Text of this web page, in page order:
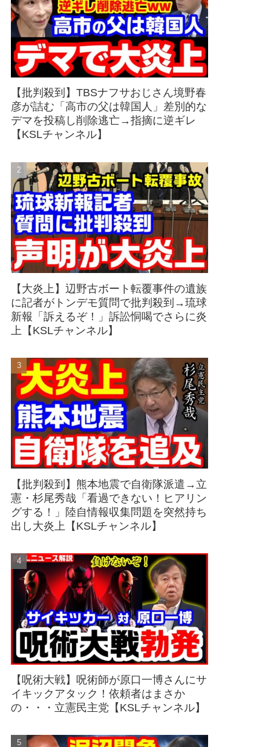
【批判殺到】TBSナフサおじさん境野春
彦が詰む「高市の父は韓国人」差別的な
デマを投稿し削除逃亡→指摘に逆ギレ
【KSLチャンネル】
【大炎上】辺野古ボート転覆事件の遺族
に記者がトンデモ質問で批判殺到→琉球
新報「訴えるぞ！」訴訟恫喝でさらに炎
上【KSLチャンネル】
【批判殺到】熊本地震で自衛隊派遣→立
憲・杉尾秀哉「看過できない！ヒアリン
グする！」陸自情報収集問題を突然持ち
出し大炎上【KSLチャンネル】
【呪術大戦】呪術師が原口一博さんにサ
イキックアタック！依頼者はまさか
の・・・立憲民主党【KSLチャンネル】